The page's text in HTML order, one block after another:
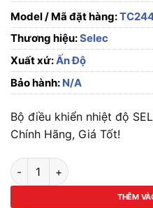
Model / Mã đặt hàng:
Thương hiệu:Selec
Xuất xứ:Ấn Độ
Bảo hành: N/A
Bộ điều khiển nhiệt độ
Chính Hãng, Giá Tốt!
Bộ điều khiển nhiệt độ
THÊM